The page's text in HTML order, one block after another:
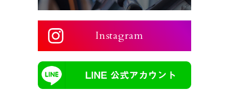
Instagram